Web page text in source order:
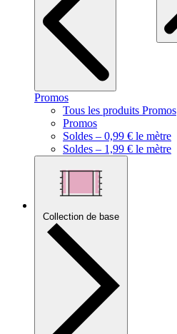
Promos
Tous les produits Promos
Promos
Soldes – 0,99 € le mètre
Soldes – 1,99 € le mètre
Collection de base